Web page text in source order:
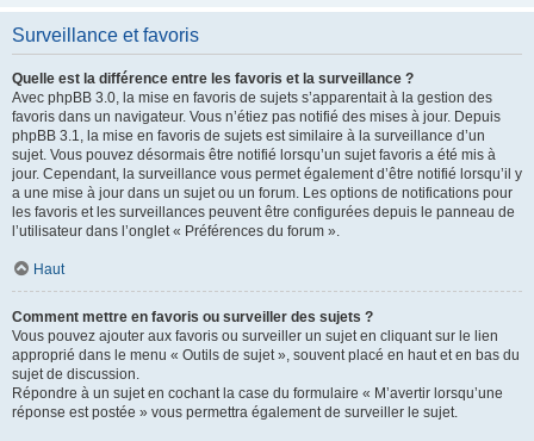
Surveillance et favoris
Quelle est la différence entre les favoris et la surveillance ?
Avec phpBB 3.0, la mise en favoris de sujets s’apparentait à la gestion des
favoris dans un navigateur. Vous n’étiez pas notifié des mises à jour. Depuis
phpBB 3.1, la mise en favoris de sujets est similaire à la surveillance d’un
sujet. Vous pouvez désormais être notifié lorsqu’un sujet favoris a été mis à
jour. Cependant, la surveillance vous permet également d’être notifié lorsqu’il y
a une mise à jour dans un sujet ou un forum. Les options de notifications pour
les favoris et les surveillances peuvent être configurées depuis le panneau de
l’utilisateur dans l’onglet « Préférences du forum ».
Haut
Comment mettre en favoris ou surveiller des sujets ?
Vous pouvez ajouter aux favoris ou surveiller un sujet en cliquant sur le lien
approprié dans le menu « Outils de sujet », souvent placé en haut et en bas du
sujet de discussion.
Répondre à un sujet en cochant la case du formulaire « M’avertir lorsqu’une
réponse est postée » vous permettra également de surveiller le sujet.